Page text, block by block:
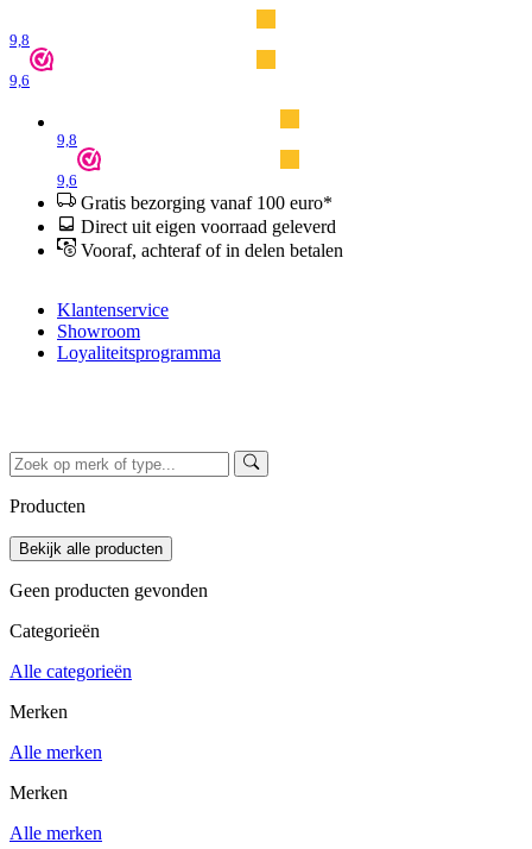
9,8
9,6
9,8
9,6
Gratis bezorging vanaf 100 euro*
Direct uit eigen voorraad geleverd
Vooraf, achteraf of in delen betalen
Klantenservice
Showroom
Loyaliteitsprogramma
Producten
Geen producten gevonden
Categorieën
Alle categorieën
Merken
Alle merken
Merken
Alle merken